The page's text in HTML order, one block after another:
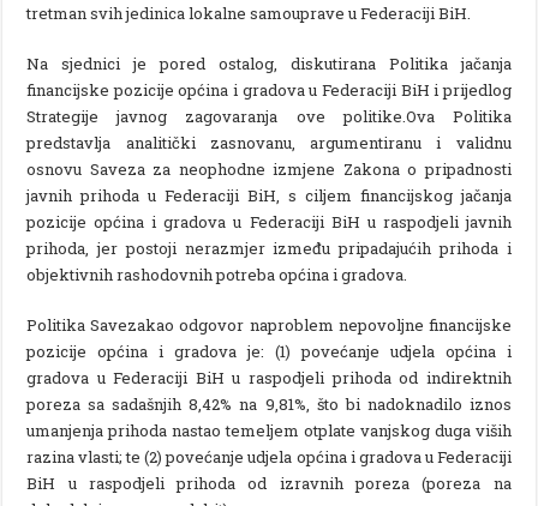
tretman svih jedinica lokalne samouprave u Federaciji BiH.
Na sjednici je pored ostalog, diskutirana Politika jačanja
financijske pozicije općina i gradova u Federaciji BiH i prijedlog
Strategije javnog zagovaranja ove politike.Ova Politika
predstavlja analitički zasnovanu, argumentiranu i validnu
osnovu Saveza za neophodne izmjene Zakona o pripadnosti
javnih prihoda u Federaciji BiH, s ciljem financijskog jačanja
pozicije općina i gradova u Federaciji BiH u raspodjeli javnih
prihoda, jer postoji nerazmjer između pripadajućih prihoda i
objektivnih rashodovnih potreba općina i gradova.
Politika Savezakao odgovor naproblem nepovoljne financijske
pozicije općina i gradova je: (1) povećanje udjela općina i
gradova u Federaciji BiH u raspodjeli prihoda od indirektnih
poreza sa sadašnjih 8,42% na 9,81%, što bi nadoknadilo iznos
umanjenja prihoda nastao temeljem otplate vanjskog duga viših
razina vlasti; te (2) povećanje udjela općina i gradova u Federaciji
BiH u raspodjeli prihoda od izravnih poreza (poreza na